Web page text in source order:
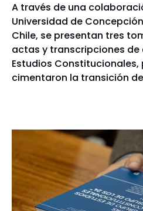
A través de una
Universidad de
Chile, se presentan tres
actas y transcripciones de
Estudios Constitucionales,
cimentaron la transición